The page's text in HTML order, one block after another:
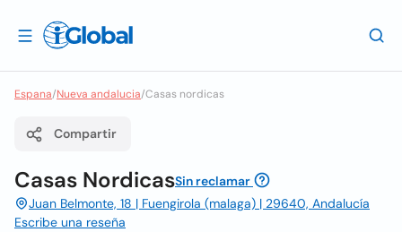
Espana/Nueva andalucia/Casas nordicas
Compartir
Casas NordicasSin reclamar
Juan Belmonte, 18 | Fuengirola (malaga) | 29640, Andalucía
Escribe una reseña